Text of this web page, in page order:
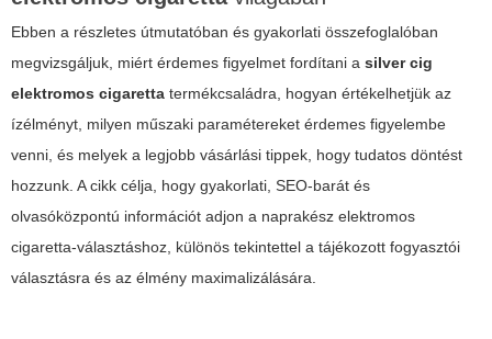
Ebben a részletes útmutatóban és gyakorlati összefoglalóban
megvizsgáljuk, miért érdemes figyelmet fordítani a silver cig
elektromos cigaretta termékcsaládra, hogyan értékelhetjük az
ízélményt, milyen műszaki paramétereket érdemes figyelembe
venni, és melyek a legjobb vásárlási tippek, hogy tudatos döntést
hozzunk. A cikk célja, hogy gyakorlati, SEO-barát és
olvasóközpontú információt adjon a naprakész elektromos
cigaretta-választáshoz, különös tekintettel a tájékozott fogyasztói
választásra és az élmény maximalizálására.